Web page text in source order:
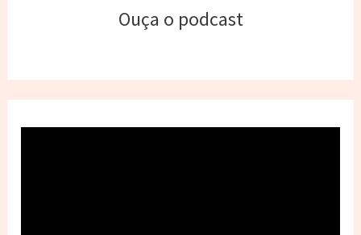
Ouça o podcast